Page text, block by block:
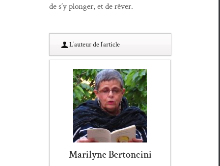
de s’y plonger, et de rêver.
L’au­teur de l’article
Marilyne Bertoncini